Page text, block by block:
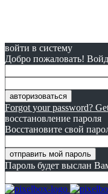
войти в систему
Добро пожаловать!
Forgot your password?
восстановление пароля
Восстановите свой
Пароль будет выслан